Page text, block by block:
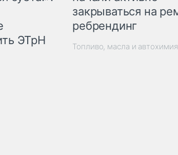
ЭТрН
закрываться на
ребрендинг
Топливо, масла и автохимия